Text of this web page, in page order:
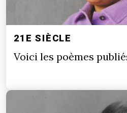
21E SIÈCLE
Voici les poèmes